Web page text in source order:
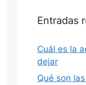
Entradas
Cuál es la
dejar
Qué son